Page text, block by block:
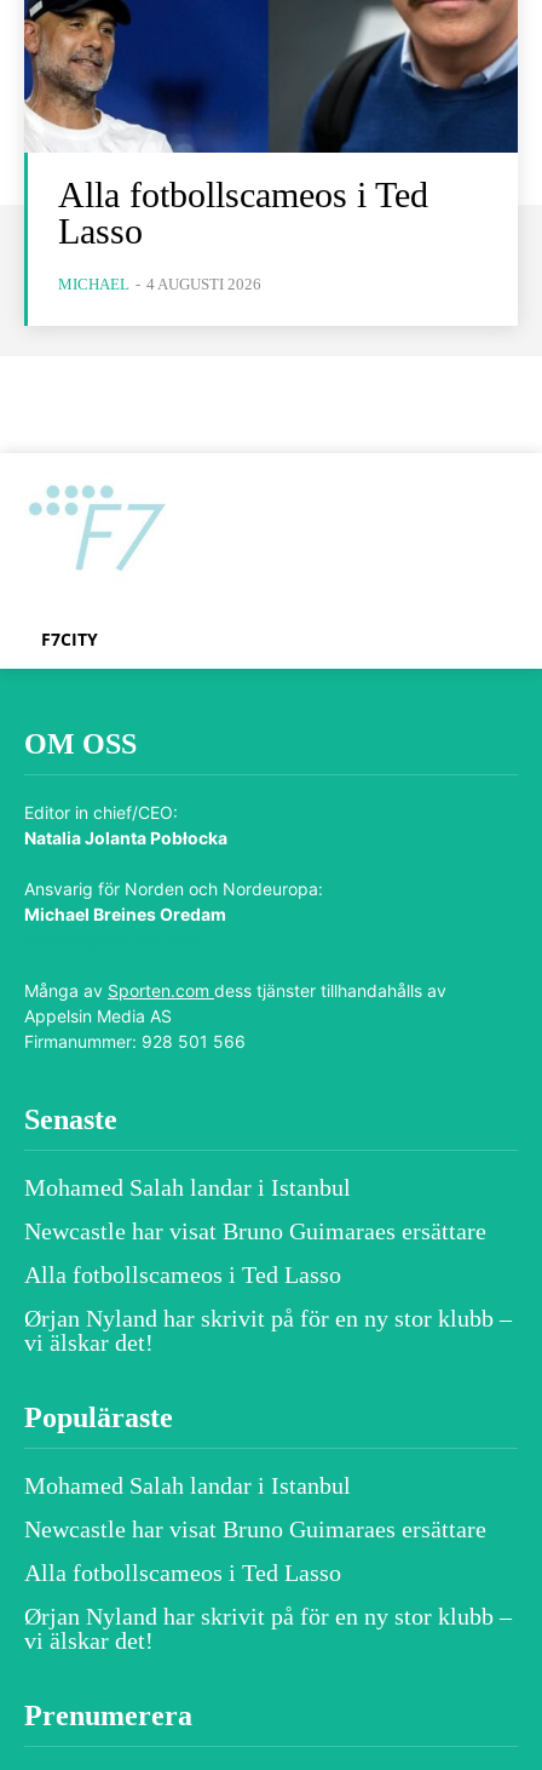
Alla fotbollscameos i Ted
Lasso
MICHAEL - 4 AUGUSTI 2026
F7CITY
OM OSS
Editor in chief/CEO:
Natalia Jolanta Pobłocka
Ansvarig för Norden och Nordeuropa:
Michael Breines Oredam
Många av Sporten.com dess tjänster tillhandahålls av
Appelsin Media AS
Firmanummer: 928 501 566
Senaste
Mohamed Salah landar i Istanbul
Newcastle har visat Bruno Guimaraes ersättare
Alla fotbollscameos i Ted Lasso
Ørjan Nyland har skrivit på för en ny stor klubb –
vi älskar det!
Populäraste
Mohamed Salah landar i Istanbul
Newcastle har visat Bruno Guimaraes ersättare
Alla fotbollscameos i Ted Lasso
Ørjan Nyland har skrivit på för en ny stor klubb –
vi älskar det!
Prenumerera